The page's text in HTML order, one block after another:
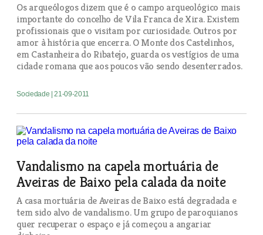
Os arqueólogos dizem que é o campo arqueológico mais
importante do concelho de Vila Franca de Xira. Existem
profissionais que o visitam por curiosidade. Outros por
amor à história que encerra. O Monte dos Castelinhos,
em Castanheira do Ribatejo, guarda os vestígios de uma
cidade romana que aos poucos vão sendo desenterrados.
Sociedade | 21-09-2011
Vandalismo na capela mortuária de
Aveiras de Baixo pela calada da noite
A casa mortuária de Aveiras de Baixo está degradada e
tem sido alvo de vandalismo. Um grupo de paroquianos
quer recuperar o espaço e já começou a angariar